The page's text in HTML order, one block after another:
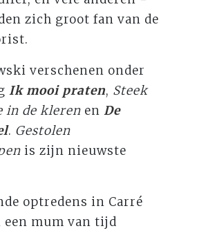
zich groot fan van de
verschenen onder
Ik mooi praten, Steek
in de kleren enDe
. Gestolen
is zijn nieuwste
optredens in Carré
een mum van tijd